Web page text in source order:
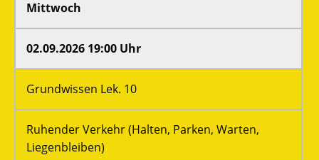
Mittwoch
02.09.2026 19:00 Uhr
Grundwissen Lek. 10
Ruhender Verkehr (Halten, Parken, Warten,
Liegenbleiben)